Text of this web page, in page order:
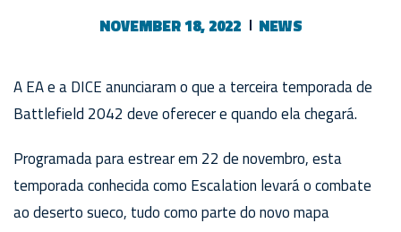
NOVEMBER 18, 2022 NEWS
A EA e a DICE anunciaram o que a terceira temporada de
Battlefield 2042 deve oferecer e quando ela chegará.
Programada para estrear em 22 de novembro, esta
temporada conhecida como Escalation levará o combate
ao deserto sueco, tudo como parte do novo mapa